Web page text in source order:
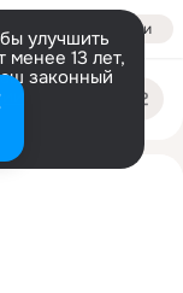
Войти
улучшить
менее 13 лет,
законный